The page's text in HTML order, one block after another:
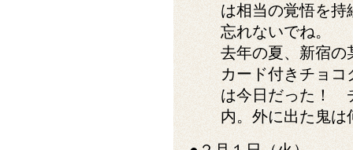
は相当の覚悟を
忘れないでね。
去年の夏、新宿の
カード付きチョ
は今日だった！
内。外に出た鬼は